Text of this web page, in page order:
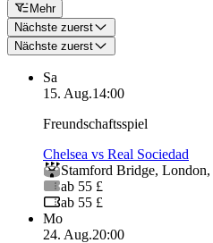
Mehr
Nächste zuerst
Nächste zuerst
Sa
15. Aug.14:00
Freundschaftsspiel
Chelsea vs Real Sociedad
Stamford Bridge, London,
ab 55 £
ab 55 £
Mo
24. Aug.20:00